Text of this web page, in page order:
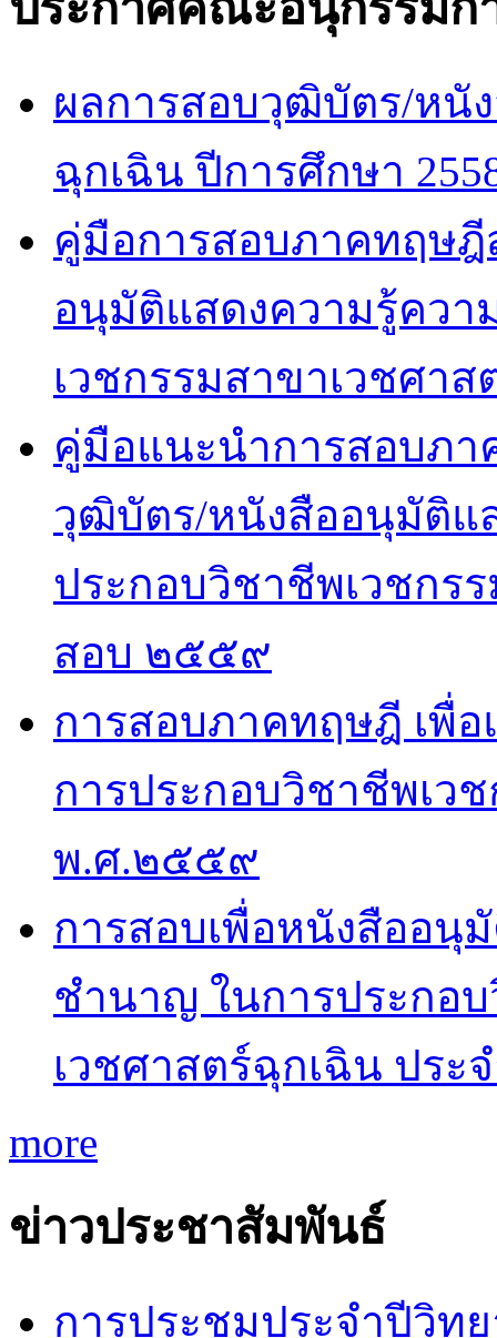
ผลการสอบวุฒิบัตร/หนั
ฉุกเฉิน ปีการศึกษา
คู่มือการสอบภาคทฤษ
อนุมัติแสดงความรู้คว
เวชกรรมสาขาเวชศา
คู่มือแนะนำการสอบภา
วุฒิบัตร/หนังสืออนุมัติแ
ประกอบวิชาชีพเวชกร
สอบ ๒๕๕๙
การสอบภาคทฤษฎี เพื่
การประกอบวิชาชีพเว
พ.ศ.๒๕๕๙
การสอบเพื่อหนังสืออนุ
ชำนาญ ในการประกอ
เวชศาสตร์ฉุกเฉิน ปร
more
ข่าวประชาสัมพันธ์
การประชุมประจำปีวิท